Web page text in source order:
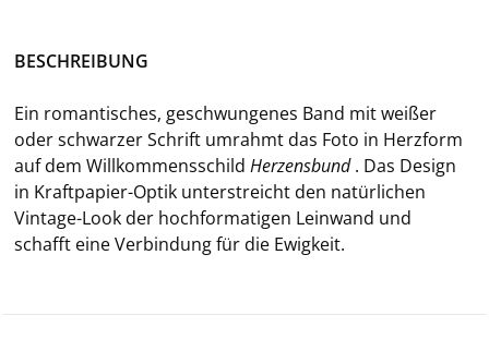
BE­SCHREI­BUNG
Ein ro­man­ti­sches, ge­schwun­ge­nes Band mit wei­ßer
oder schwar­zer Schrift um­rahmt das Foto in Herz­form
auf dem Will­kom­mens­schild Her­zens­bund . Das De­sign
in Kraftpapier-​Optik un­ter­streicht den na­tür­li­chen
Vintage-​Look der hoch­for­ma­ti­gen Lein­wand und
schafft eine Ver­bin­dung für die Ewig­keit.